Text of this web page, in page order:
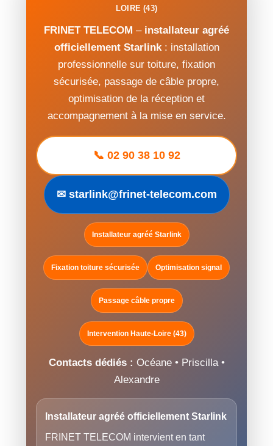
LOIRE (43)
FRINET TELECOM – installateur agréé
officiellement Starlink: installation
professionnelle sur toiture, fixation
sécurisée, passage de câble propre,
optimisation de la réception et
accompagnement à la mise en service.
📞 02 90 38 10 92
✉ starlink@frinet-telecom.com
Installateur agréé Starlink
Fixation toiture sécurisée Optimisation signal
Passage câble propre
Intervention Haute-Loire (43)
Contacts dédiés : Océane • Priscilla •
Alexandre
Installateur agréé officiellement Starlink
FRINET TELECOM intervient en tant